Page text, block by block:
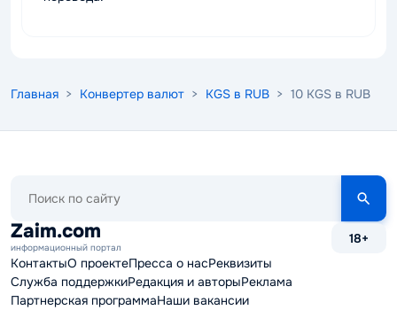
Главная > Конвертер валют > KGS в RUB > 10 KGS в RUB
сайту
Zaim.com
информационный портал
18+
КонтактыО проектеПресса о насРеквизиты
Служба поддержкиРедакция и авторыРеклама
Партнерская программаНаши вакансии